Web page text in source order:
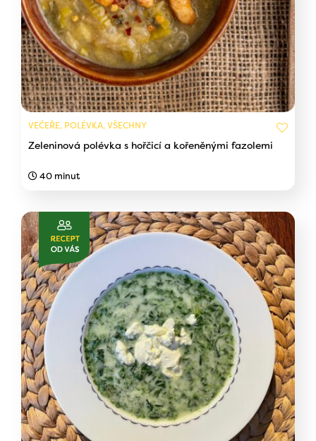
VEČEŘE, POLÉVKA, VŠECHNY
Zeleninová polévka s hořčicí a kořeněnými fazolemi
40 minut